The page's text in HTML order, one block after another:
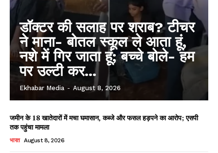
डॉक्टर की सलाह पर शराब? टीचर
ने माना- बोतल स्कूल ले आता हूं,
नशे में गिर जाता हूं; बच्चे बोले- हम
पर उल्टी कर...
Ekhabar Media - August 8, 2026
जमीन के 18 खातेदारों में मचा घमासान, कब्जे और फसल हड़पने का आरोप; एसपी
तक पहुंचा मामला
भारत August 8, 2026